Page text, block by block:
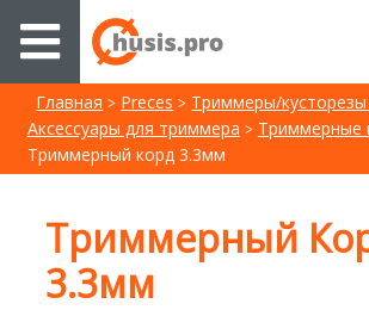
Главная Preces
Триммеры/
Аксессуары для триммера
Триммерные
Триммерный корд 3.3мм
Триммерный
3.3мм